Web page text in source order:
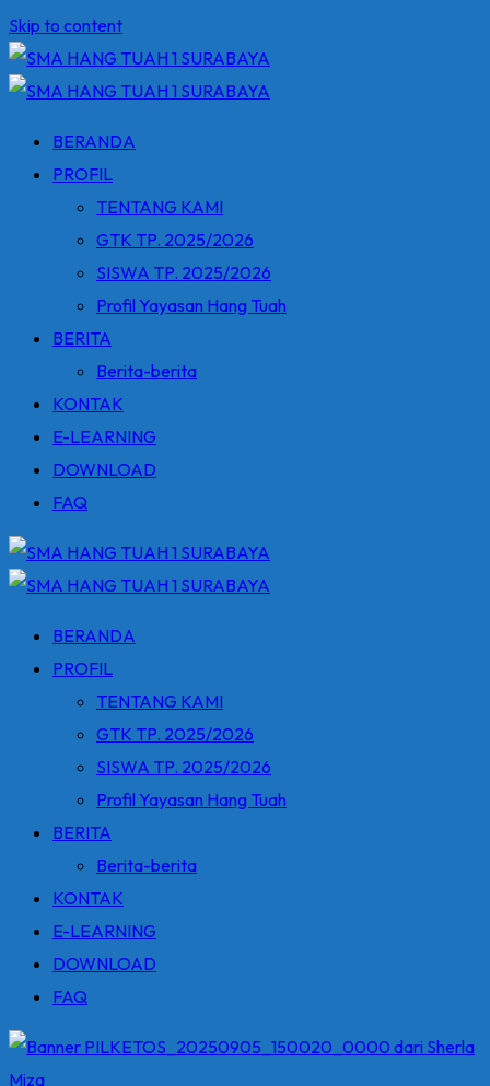
Skip to content
BERANDA
PROFIL
TENTANG KAMI
GTK TP. 2025/2026
SISWA TP. 2025/2026
Profil Yayasan Hang Tuah
BERITA
Berita-berita
KONTAK
E-LEARNING
DOWNLOAD
FAQ
BERANDA
PROFIL
TENTANG KAMI
GTK TP. 2025/2026
SISWA TP. 2025/2026
Profil Yayasan Hang Tuah
BERITA
Berita-berita
KONTAK
E-LEARNING
DOWNLOAD
FAQ